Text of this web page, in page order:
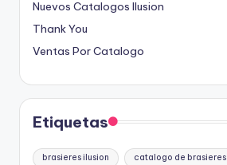
Nuevos Catalogos Ilusion
Thank You
Ventas Por Catalogo
Etiquetas
brasieres ilusion catalogo de brasieres